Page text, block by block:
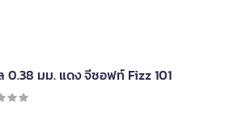
0.38 มม. แดง จีซอฟท์ Fizz 101